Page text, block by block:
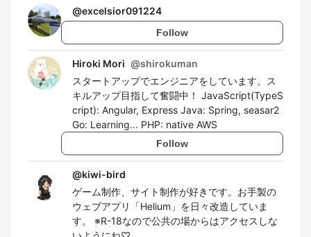
@excelsior091224
Follow
Hiroki Mori @shirokuman
スタートアップでエンジニアをしています。ス
キルアップ目指して奮闘中！ JavaScript(TypeS
cript): Angular, Express Java: Spring, seasar2
Go: Learning... PHP: native AWS
Follow
@kiwi-bird
ゲーム制作、サイト制作が好きです。お手製の
ウェブアプリ「Helium」を日々改造していま
す。 ※R-18なので公共の場からはアクセスしな